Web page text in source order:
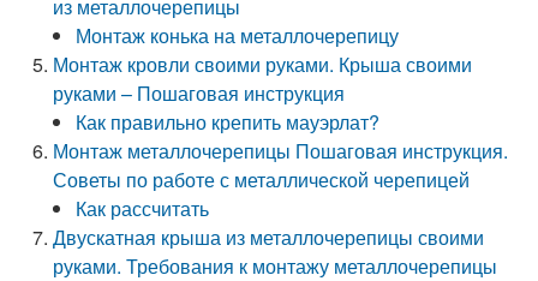
из металлочерепицы
Монтаж конька на металлочерепицу
Монтаж кровли своими руками. Крыша своими
руками – Пошаговая инструкция
Как правильно крепить мауэрлат?
Монтаж металлочерепицы Пошаговая инструкция.
Советы по работе с металлической черепицей
Как рассчитать
Двускатная крыша из металлочерепицы своими
руками. Требования к монтажу металлочерепицы